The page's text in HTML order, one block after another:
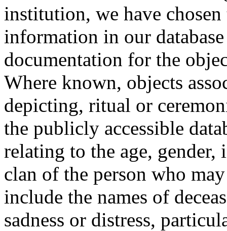
institution, we have
information in our
documentation for the
Where known, objects
depicting, ritual or
the publicly accessible
relating to the age,
clan of the person who
include the names of
sadness or distress,